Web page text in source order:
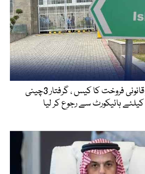
انسانی اعضا کی غیر قانونی فروخت کا کیس ، گرفتار 3چینی
ہائیکورٹ سے رجوع کر لیا